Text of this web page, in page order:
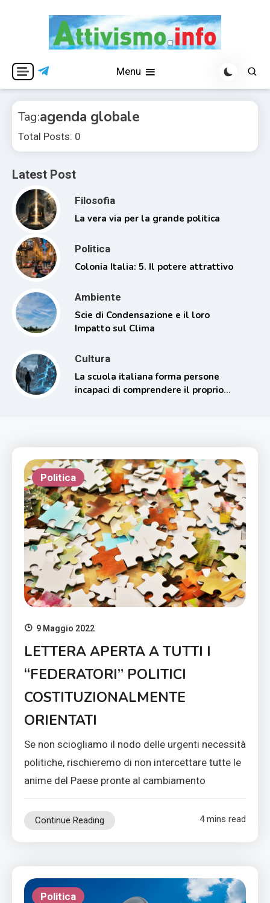
Attivismo.info
Menu
Tag:agenda globale
Total Posts: 0
Latest Post
Filosofia
La vera via per la grande politica
Politica
Colonia Italia: 5. Il potere attrattivo
Ambiente
Scie di Condensazione e il loro
Impatto sul Clima
Cultura
La scuola italiana forma persone
incapaci di comprendere il proprio
Politica
9 Maggio 2022
LETTERA APERTA A TUTTI I
“FEDERATORI” POLITICI
COSTITUZIONALMENTE
ORIENTATI
Se non sciogliamo il nodo delle urgenti necessità
politiche, rischieremo di non intercettare tutte le
anime del Paese pronte al cambiamento
Continue Reading 4 mins read
Politica